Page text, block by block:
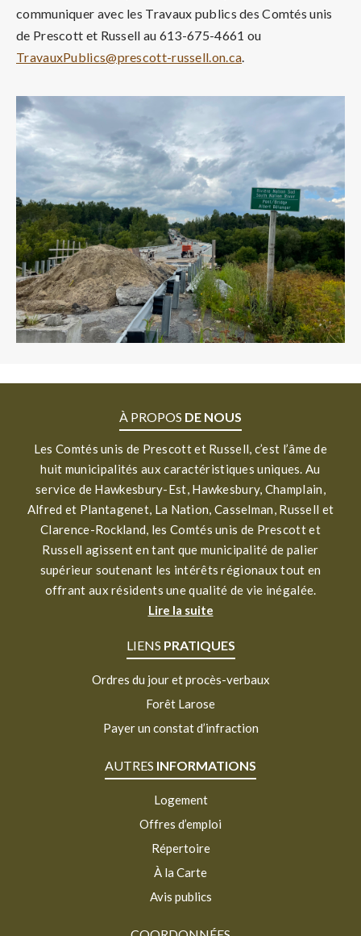
communiquer avec les Travaux publics des Comtés unis
de Prescott et Russell au 613-675-4661 ou
TravauxPublics@prescott-russell.on.ca.
À PROPOS DE NOUS
Les Comtés unis de Prescott et Russell, c’est l’âme de
huit municipalités aux caractéristiques uniques. Au
service de Hawkesbury-Est, Hawkesbury, Champlain,
Alfred et Plantagenet, La Nation, Casselman, Russell et
Clarence-Rockland, les Comtés unis de Prescott et
Russell agissent en tant que municipalité de palier
supérieur soutenant les intérêts régionaux tout en
offrant aux résidents une qualité de vie inégalée.
Lire la suite
LIENS PRATIQUES
Ordres du jour et procès-verbaux
Forêt Larose
Payer un constat d’infraction
AUTRES INFORMATIONS
Logement
Offres d’emploi
Répertoire
À la Carte
Avis publics